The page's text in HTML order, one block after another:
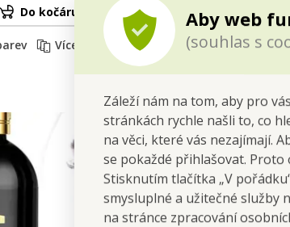
Aby web
(souhlas s
Záleží nám na tom, aby pro
stránkách rychle našli to, co
na věci, které vás nezajímají.
se pokaždé přihlašovat.
Stisknutím tlačítka „V
smysluplné a užitečné služby
na stránce zpracování
Do kočáru
Více variant